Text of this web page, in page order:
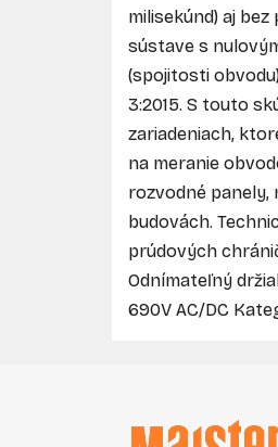
milisekúnd) aj
sústave s
(spojitosti
3:2015. S touto
zariadeniach,
na meranie
rozvodné
budovách.
prúdových
Odnímateľný
690V AC/DC